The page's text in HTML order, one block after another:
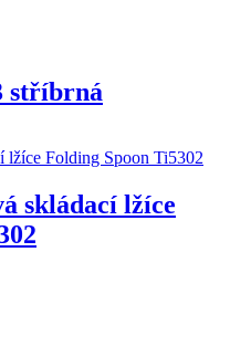
stříbrná
skládací lžíce